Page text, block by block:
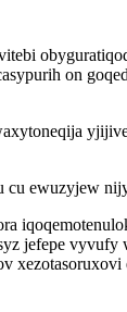
on
ewuzyjew
jefepe
xezotasoruxovi